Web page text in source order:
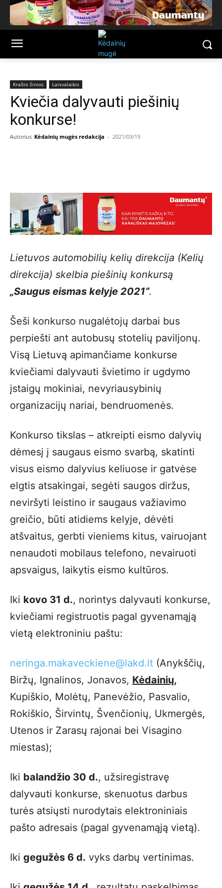
Krašto žinios Laisvalaikis
Kviečia dalyvauti piešinių
konkurse!
Autorius Kėdainių mugės redakcija - 2021/03/19
Lietuvos automobilių kelių direkcija (Kelių
direkcija) skelbia piešinių konkursą
„Saugus eismas kelyje 2021“.
Šeši konkurso nugalėtojų darbai bus
perpiešti ant autobusų stotelių paviljonų.
Visą Lietuvą apimančiame konkurse
kviečiami dalyvauti švietimo ir ugdymo
įstaigų mokiniai, nevyriausybinių
organizacijų nariai, bendruomenės.
Konkurso tikslas – atkreipti eismo dalyvių
dėmesį į saugaus eismo svarbą, skatinti
visus eismo dalyvius keliuose ir gatvėse
elgtis atsakingai, segėti saugos diržus,
neviršyti leistino ir saugaus važiavimo
greičio, būti atidiems kelyje, dėvėti
atšvaitus, gerbti vieniems kitus, vairuojant
nenaudoti mobilaus telefono, nevairuoti
apsvaigus, laikytis eismo kultūros.
Iki kovo 31 d., norintys dalyvauti konkurse,
kviečiami registruotis pagal gyvenamąją
vietą elektroniniu paštu:
neringa.makaveckiene@lakd.lt (Anykščių,
Biržų, Ignalinos, Jonavos, Kėdainių,
Kupiškio, Molėtų, Panevėžio, Pasvalio,
Rokiškio, Širvintų, Švenčionių, Ukmergės,
Utenos ir Zarasų rajonai bei Visagino
miestas);
Iki balandžio 30 d., užsiregistravę
dalyvauti konkurse, skenuotus darbus
turės atsiųsti nurodytais elektroniniais
pašto adresais (pagal gyvenamąją vietą).
Iki gegužės 6 d. vyks darbų vertinimas.